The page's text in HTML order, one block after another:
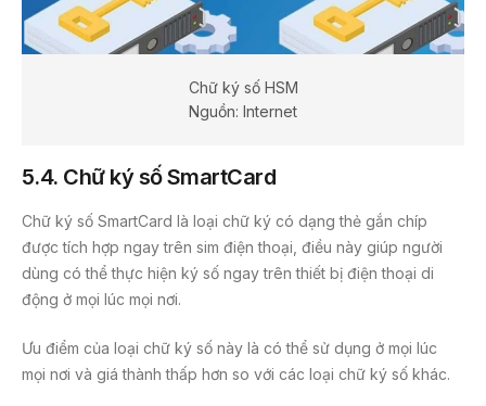
Chữ ký số HSM
Nguồn: Internet
5.4. Chữ ký số SmartCard
Chữ ký số SmartCard là loại chữ ký có dạng thẻ gắn chíp
được tích hợp ngay trên sim điện thoại, điều này giúp người
dùng có thể thực hiện ký số ngay trên thiết bị điện thoại di
động ở mọi lúc mọi nơi.
Ưu điểm của loại chữ ký số này là có thể sử dụng ở mọi lúc
mọi nơi và giá thành thấp hơn so với các loại chữ ký số khác.